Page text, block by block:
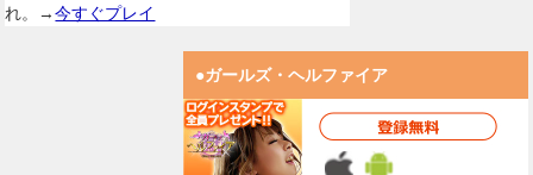
れ。→今すぐプレイ
●ガールズ・ヘルファイア